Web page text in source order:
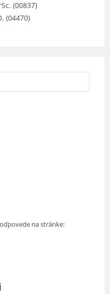
(00837)
(04470)
na stránke: